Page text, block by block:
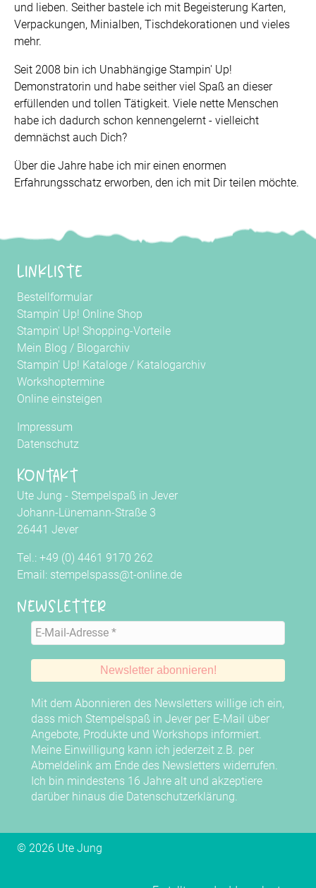
und lieben. Seither bastele ich mit Begeisterung Karten,
Verpackungen, Minialben, Tischdekorationen und vieles
mehr.
Seit 2008 bin ich Unabhängige Stampin' Up!
Demonstratorin und habe seither viel Spaß an dieser
erfüllenden und tollen Tätigkeit. Viele nette Menschen
habe ich dadurch schon kennengelernt - vielleicht
demnächst auch Dich?
Über die Jahre habe ich mir einen enormen
Erfahrungsschatz erworben, den ich mit Dir teilen möchte.
Linkliste
Bestellformular
Stampin' Up! Online Shop
Stampin' Up! Shopping-Vorteile
Mein Blog / Blogarchiv
Stampin' Up! Kataloge / Katalogarchiv
Workshoptermine
Online einsteigen
Impressum
Datenschutz
Kontakt
Ute Jung - Stempelspaß in Jever
Johann-Lünemann-Straße 3
26441 Jever
Tel.: +49 (0) 4461 9170 262
Email: stempelspass@t-online.de
Newsletter
Mit dem Abonnieren des Newsletters willige ich ein,
dass mich Stempelspaß in Jever per E-Mail über
Angebote, Produkte und Workshops informiert.
Meine Einwilligung kann ich jederzeit z.B. per
Abmeldelink am Ende des Newsletters widerrufen.
Ich bin mindestens 16 Jahre alt und akzeptiere
darüber hinaus die Datenschutzerklärung.
© 2026 Ute Jung